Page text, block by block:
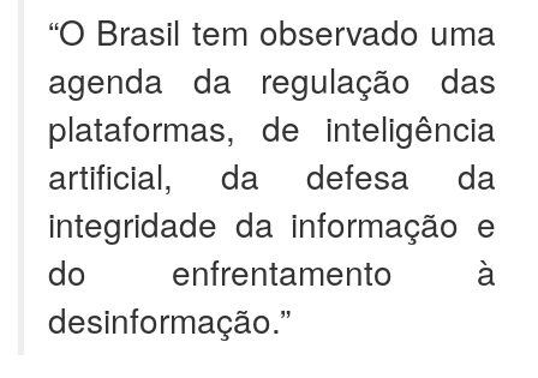
“O Brasil tem observado uma
agenda da regulação das
plataformas, de inteligência
artificial, da defesa da
integridade da informação e
do enfrentamento à
desinformação.”